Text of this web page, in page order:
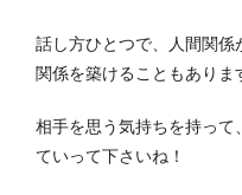
話し方ひとつで、人間関係
関係を築けることもありま
相手を思う気持ちを持って
ていって下さいね！